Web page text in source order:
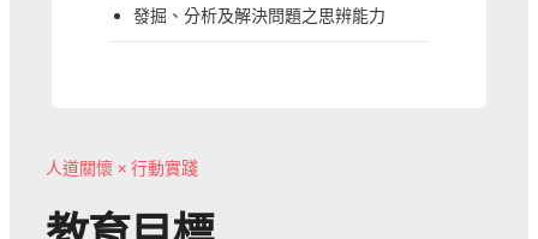
發掘、分析及解決問題之思辨能力
人道關懷 × 行動實踐